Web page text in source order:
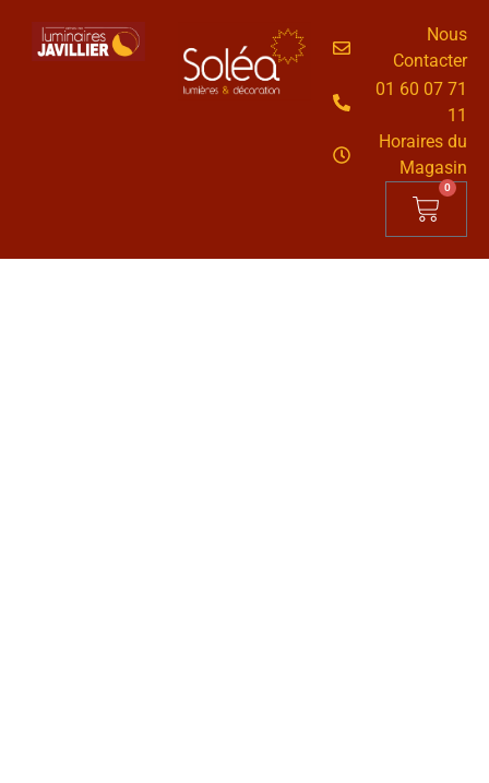
Nous
Contacter
01 60 07 71
11
Horaires du
Magasin
0